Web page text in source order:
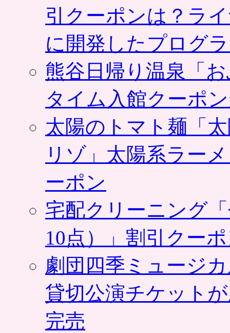
引クーポンは？ラ
に開発したプログ
熊谷日帰り温泉「
タイム入館クーポ
太陽のトマト麺「
リゾ」太陽系ラー
ーポン
宅配クリーニング
10点）」割引クー
劇団四季ミュージ
貸切公演チケット
完売